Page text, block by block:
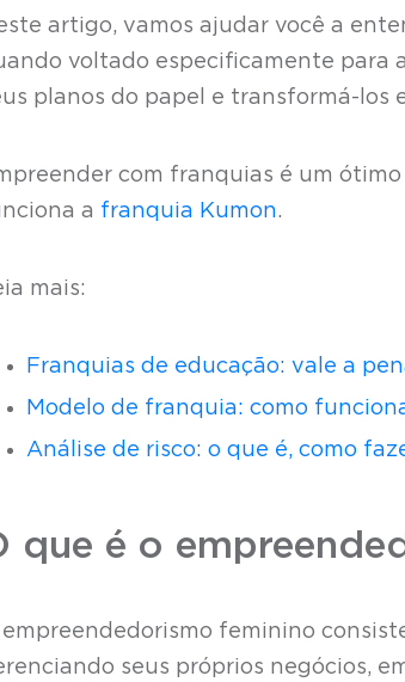
artigo, vamos ajudar você a
voltado especificamente para
planos do papel e transformá-los
com franquias é um
a franquia Kumon.
mais:
Franquias de educação: vale a
Modelo de franquia: como
Análise de risco: o que é, como
que é o
empreendedorismo feminino
seus próprios negócios,